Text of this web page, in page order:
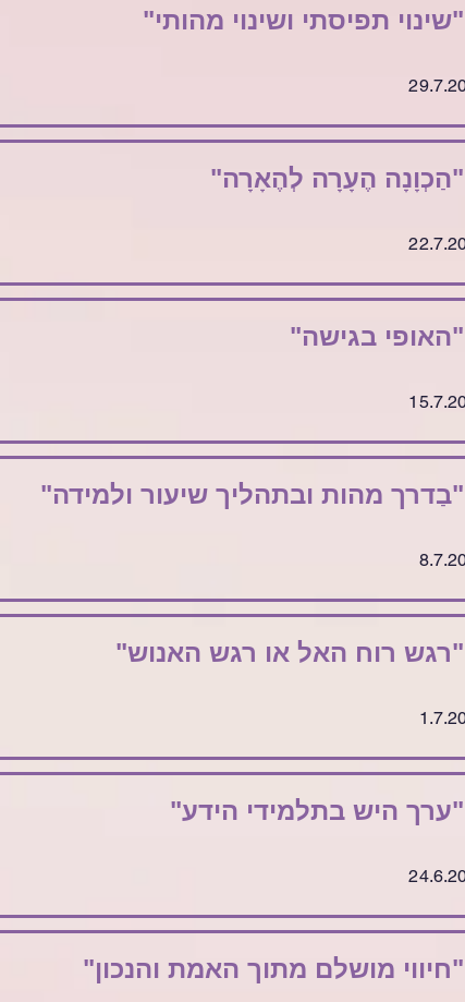
"שינוי תפיסתי ושינוי מהותי"
"הַכְוָנָה הֶעָרָה לְהֶאָרָה"
"האופי בגישה"
"בַדרך מהות ובתהליך שיעור ולמידה"
"רגש רוח האל או רגש האנוש"
"ערך היש בתלמידי הידע"
"חיווי מושלם מתוך האמת והנכון"